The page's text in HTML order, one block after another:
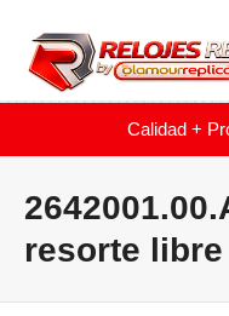
Calidad +
resorte libre